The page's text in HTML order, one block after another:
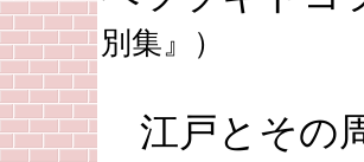
別集』）
江戸とその